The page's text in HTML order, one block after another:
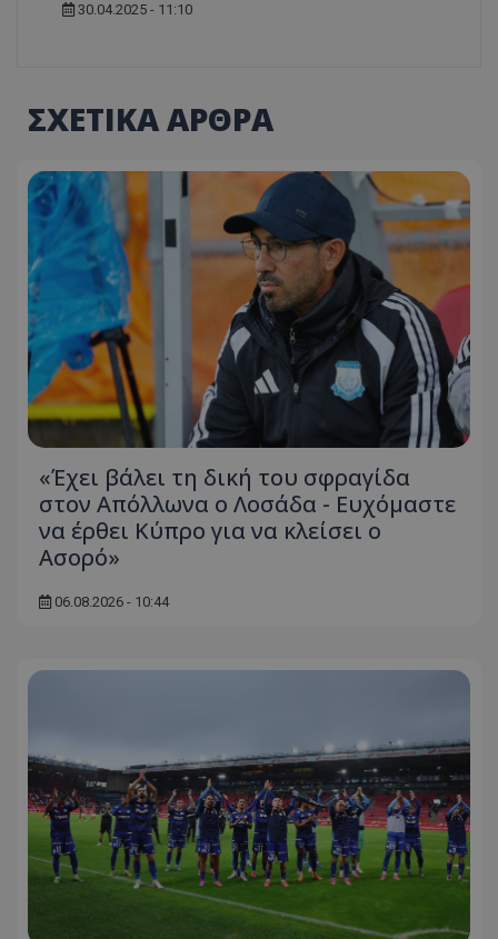
30.04.2025 - 11:10
ΣΧΕΤΙΚΑ ΑΡΘΡΑ
«Έχει βάλει τη δική του σφραγίδα
στον Απόλλωνα ο Λοσάδα - Ευχόμαστε
να έρθει Κύπρο για να κλείσει ο
Ασορό»
06.08.2026 - 10:44